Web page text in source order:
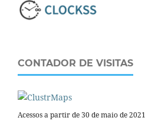
CONTADOR DE VISITAS
Acessos a partir de 30 de maio de 2021